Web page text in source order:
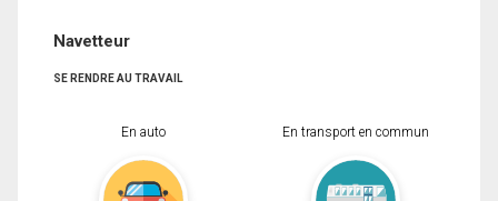
Navetteur
SE RENDRE AU TRAVAIL
En auto En transport en commun